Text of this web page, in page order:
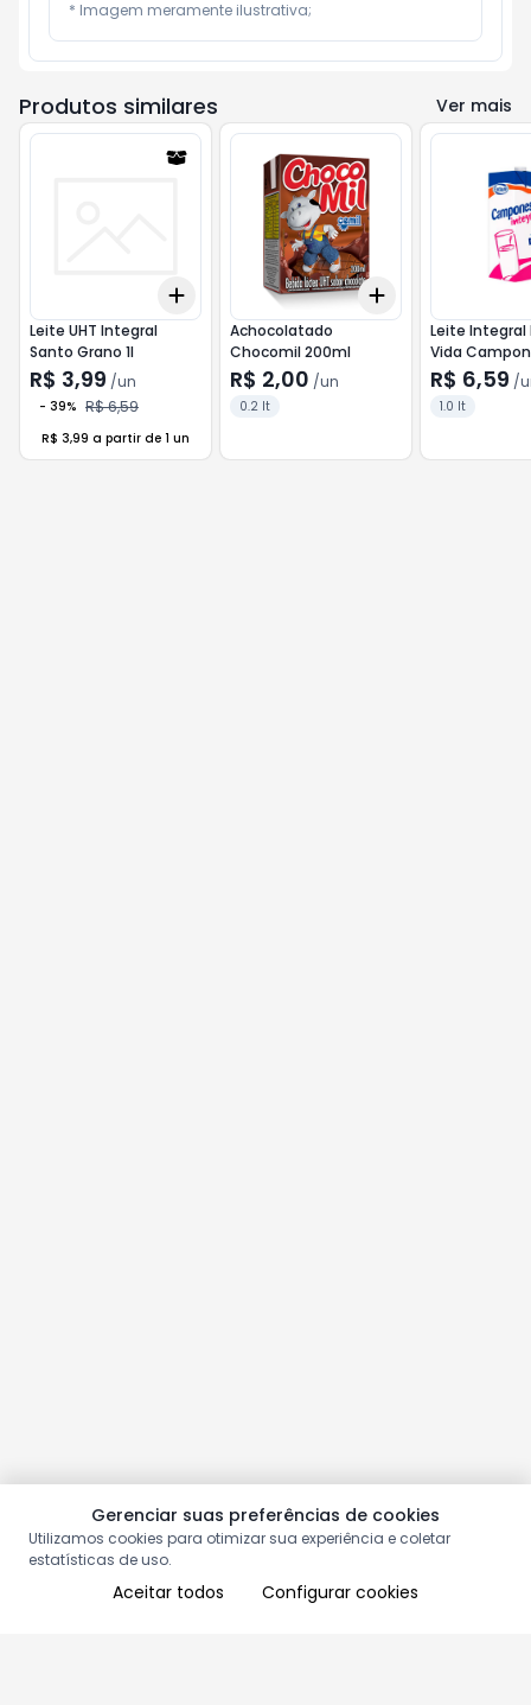
Gerenciar suas preferências de cookies
Utilizamos cookies para otimizar sua experiência e coletar
estatísticas de uso.
Aceitar todos Configurar cookies
* Imagem meramente ilustrativa;
Produtos similares Ver mais
+10
Add
Leite UHT Integral
Santo Grano 1l
R$ 3,99 /un
- 39% R$ 6,59
R$ 3,99 a partir de 1 un
Add
Achocolatado
Chocomil 200ml
R$ 2,00 /un
0.2 lt
Leite Integral
Vida
R$ 6,59 /
1.0 lt